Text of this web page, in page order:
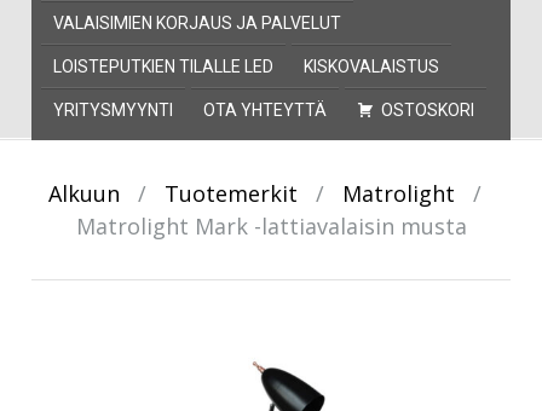
VALAISIMIEN KORJAUS JA PALVELUT
LOISTEPUTKIEN TILALLE LED KISKOVALAISTUS
YRITYSMYYNTI OTA YHTEYTTÄ OSTOSKORI
Alkuun / Tuotemerkit / Matrolight
/
Matrolight Mark -lattiavalaisin musta